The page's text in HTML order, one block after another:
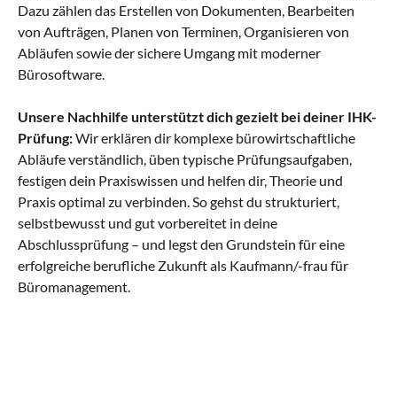
Dazu zählen das Erstellen von Dokumenten, Bearbeiten
von Aufträgen, Planen von Terminen, Organisieren von
Abläufen sowie der sichere Umgang mit moderner
Bürosoftware.
Unsere Nachhilfe unterstützt dich gezielt bei deiner IHK-
Prüfung:Wir erklären dir komplexe bürowirtschaftliche
Abläufe verständlich, üben typische Prüfungsaufgaben,
festigen dein Praxiswissen und helfen dir, Theorie und
Praxis optimal zu verbinden. So gehst du strukturiert,
selbstbewusst und gut vorbereitet in deine
Abschlussprüfung – und legst den Grundstein für eine
erfolgreiche berufliche Zukunft als Kaufmann/-frau für
Büromanagement.